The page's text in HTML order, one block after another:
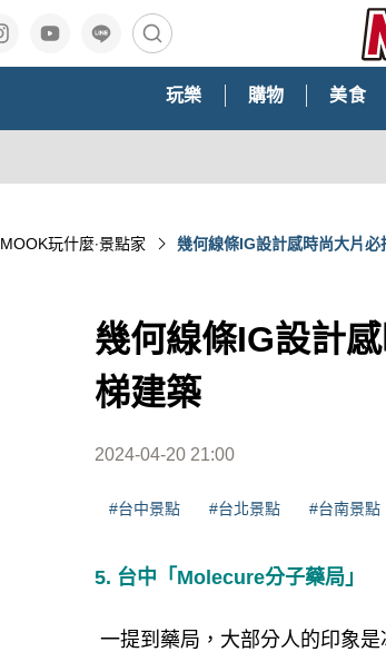
玩樂 購物 美食
MOOK玩什麼‧景點家 幾何線條IG設計感時尚大片
幾何線條IG設計
梯建築
2024-04-20 21:00
#台中景點 #台北景點 #台南景點
5. 台中「Molecure分子藥局」
一提到藥局，大部分人的印象